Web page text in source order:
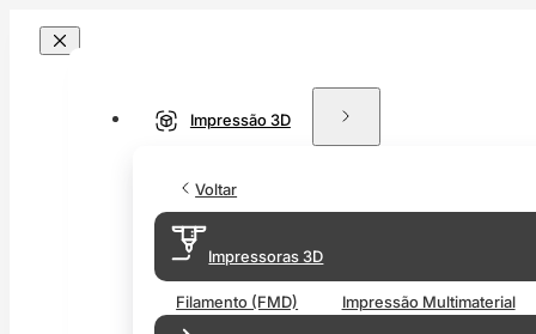
Impressão 3D
Voltar
Impressoras 3D
Filamento (FMD) Impressão Multimaterial